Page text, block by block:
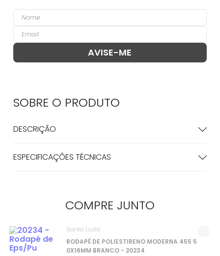
SOBRE O PRODUTO
DESCRIÇÃO
ESPECIFICAÇÕES TÉCNICAS
COMPRE JUNTO
RODAPÉ DE POLIESTIRENO MODERNA 455 5
0X16MM BRANCO - 20234
Santa Luzia